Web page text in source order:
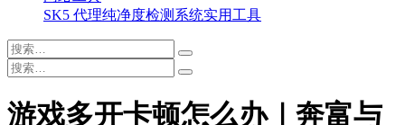
SK5 代理纯净度检测系统实用工具
游戏多开卡顿怎么办｜奔富与